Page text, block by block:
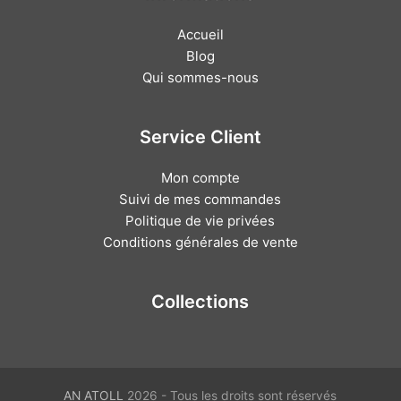
Accueil
Blog
Qui sommes-nous
Service Client
Mon compte
Suivi de mes commandes
Politique de vie privées
Conditions générales de vente
Collections
AN ATOLL 2026 - Tous les droits sont réservés